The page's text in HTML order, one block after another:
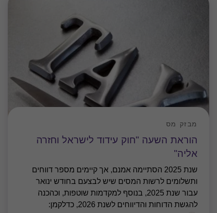
הוראת השעה "חוק עידוד לישראל וחזרה
אליה"
מבזק מס
שנת 2025 הסתיימה אמנם, אך קיימים מספר דווחים
ותשלומים לרשות המסים שיש לבצעם בחודש ינואר
עבור שנת 2025, בנוסף למקדמות שוטפות, וכהכנה
להגשת הדוחות והדיווחים לשנת 2026, כדלקמן: